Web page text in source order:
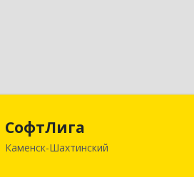
СофтЛига
Каменск-Шахтинский
347800, Ростовская обл,